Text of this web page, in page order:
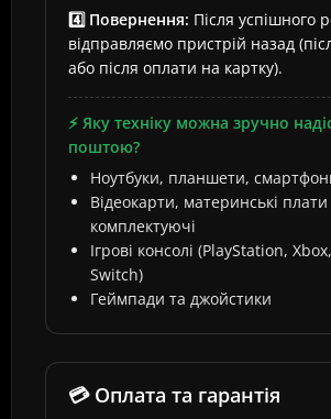
4️⃣ Повернення: Після успішного
відправляємо пристрій назад
або після оплати на картку).
⚡ Яку техніку можна зручно
поштою?
Ноутбуки, планшети,
Відеокарти, материнські плати
комплектуючі
Ігрові консолі (PlayStation,
Switch)
Геймпади та джойстики
💳 Оплата та гарантія